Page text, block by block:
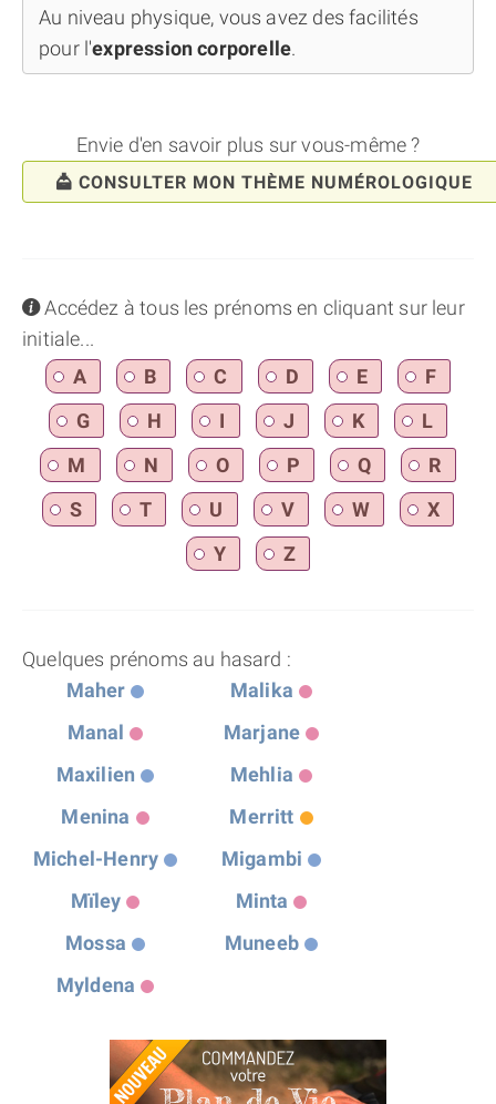
Au niveau physique, vous avez des facilités
pour l'expression corporelle.
Envie d'en savoir plus sur vous-même ?
CONSULTER MON THÈME NUMÉROLOGIQUE
infoAccédez à tous les prénoms en cliquant sur leur
initiale...
A
B C D E
F
G
H I J K
L
M
N O P Q
R
S
T U V W
X
Y
Z
Quelques prénoms au hasard :
Maher
Malika
Manal
Marjane
Maxilien
Mehlia
Menina
Merritt
Michel-Henry
Migambi
Mïley
Minta
Mossa
Muneeb
Myldena